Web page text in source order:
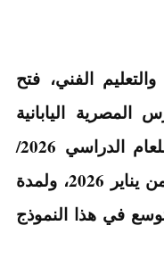
الفني، فتح
المصرية اليابانية
بجميع محافظات الجمهورية للعام الدراسي 2026/
2027، اعتبارًا من الخميس 1 من يناير 2026، ولمدة
في هذا النموذج